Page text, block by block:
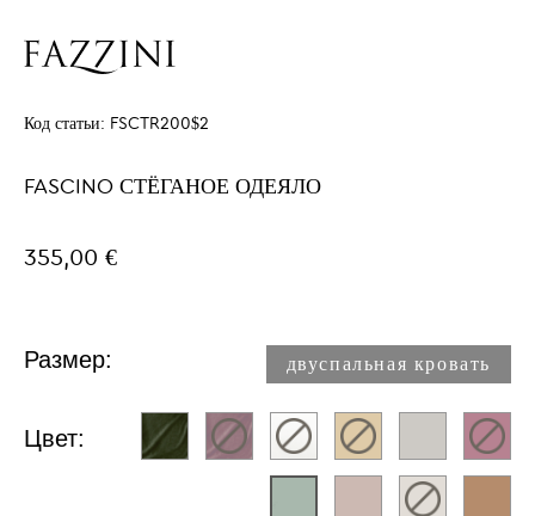
Код статьи: FSCTR200$2
FASCINO СТЁГАНОЕ ОДЕЯЛО
355,00 €
Размер: двуспальная кровать
Цвет: